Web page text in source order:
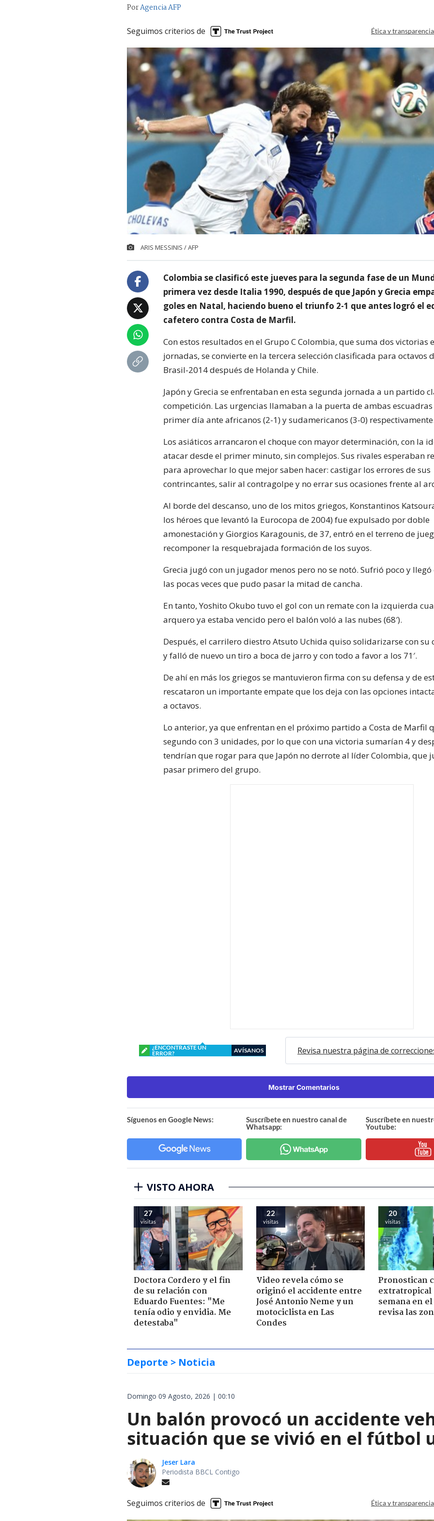
PorAgencia AFP
Seguimos criterios de Ética y
ARIS MESSINIS / AFP
Colombia se clasificó este jueves para la segunda fase de un
primera vez desde Italia 1990, después de que Japón y Grecia
goles en Natal, haciendo bueno el triunfo 2-1 que antes logró el
cafetero contra Costa de Marfil.
Con estos resultados en el Grupo C Colombia, que suma dos victorias
jornadas, se convierte en la tercera selección clasificada para octavos
Brasil-2014 después de Holanda y Chile.
Japón y Grecia se enfrentaban en esta segunda jornada a un partido
competición. Las urgencias llamaban a la puerta de ambas
primer día ante africanos (2-1) y sudamericanos (3-0)
Los asiáticos arrancaron el choque con mayor determinación, con la
atacar desde el primer minuto, sin complejos. Sus rivales esperaban
para aprovechar lo que mejor saben hacer: castigar los errores de sus
contrincantes, salir al contragolpe y no errar sus ocasiones frente al
Al borde del descanso, uno de los mitos griegos, Konstantinos
los héroes que levantó la Eurocopa de 2004) fue expulsado por doble
amonestación y Giorgios Karagounis, de 37, entró en el terreno de
recomponer la resquebrajada formación de los suyos.
Grecia jugó con un jugador menos pero no se notó. Sufrió poco y
las pocas veces que pudo pasar la mitad de cancha.
En tanto, Yoshito Okubo tuvo el gol con un remate con la izquierda
arquero ya estaba vencido pero el balón voló a las nubes (68′).
Después, el carrilero diestro Atsuto Uchida quiso solidarizarse con su
y falló de nuevo un tiro a boca de jarro y con todo a favor a los 71′.
De ahí en más los griegos se mantuvieron firma con su defensa y de
rescataron un importante empate que los deja con las opciones
a octavos.
Lo anterior, ya que enfrentan en el próximo partido a Costa de Marfil
segundo con 3 unidades, por lo que con una victoria sumarían 4 y
tendrían que rogar para que Japón no derrote al líder Colombia, que
pasar primero del grupo.
¿ENCONTRASTE UN
ERROR?
AVÍSANOS Revisa nuestra página de
Mostrar Comentarios
Síguenos en Google News:
Suscríbete en nuestro canal de
Whatsapp:
Suscríbete en
Youtube:
VISTO AHORA
27
visitas
Doctora Cordero y el fin
de su relación con
Eduardo Fuentes: "Me
tenía odio y envidia. Me
detestaba"
22
visitas
Video revela cómo se
originó el accidente entre
José Antonio Neme y un
motociclista en Las
Condes
20
visitas
Pronostican
extratropical
semana en
revisa las
Deporte > Noticia
Domingo 09 Agosto, 2026 | 00:10
Un balón provocó un accidente
situación que se vivió en el fútbol
Jeser Lara
Periodista BBCL Contigo
Seguimos criterios de Ética y